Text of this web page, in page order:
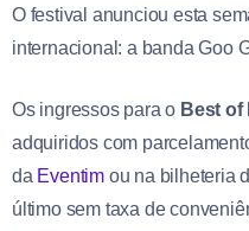
O festival anunciou esta
internacional: a banda Goo
Os ingressos para o Best
adquiridos com
da Eventim ou na bilheteria
último sem taxa de